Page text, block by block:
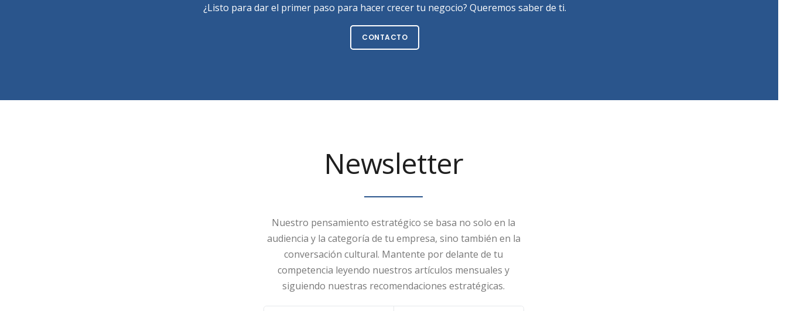
¿Listo para dar el primer paso para hacer crecer tu negocio? Queremos saber de ti.
CONTACTO
Newsletter
Nuestro pensamiento estratégico se basa no solo en la
audiencia y la categoría de tu empresa, sino también en la
conversación cultural. Mantente por delante de tu
competencia leyendo nuestros artículos mensuales y
siguiendo nuestras recomendaciones estratégicas.